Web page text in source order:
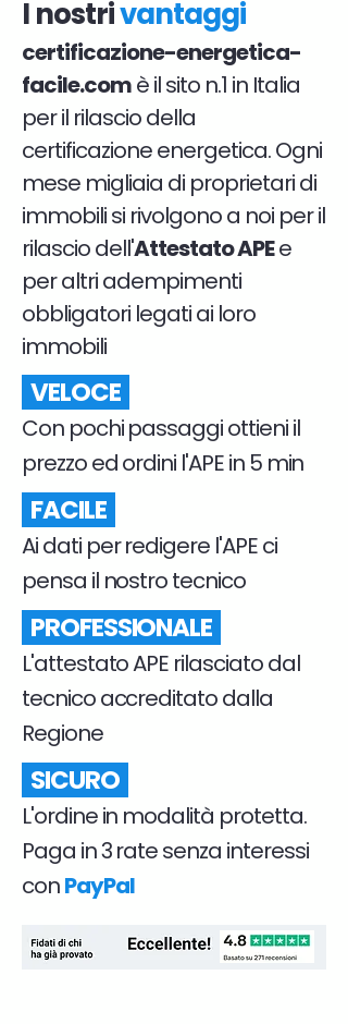
I nostrivantaggi
certificazione-energetica-
facile.comè il sito n.1 in Italia
per il rilascio della
certificazione energetica. Ogni
mese migliaia di proprietari di
immobili si rivolgono a noi per il
rilascio dell'Attestato APEe
per altri adempimenti
obbligatori legati ai loro
immobili
VELOCE
Con pochi passaggi ottieni il
prezzo ed ordini l'APE in 5 min
FACILE
Ai dati per redigere l'APE ci
pensa il nostro tecnico
PROFESSIONALE
L'attestato APE rilasciato dal
tecnico accreditato dalla
Regione
SICURO
L'ordine in modalità protetta.
Paga in 3 rate senza interessi
conPayPal